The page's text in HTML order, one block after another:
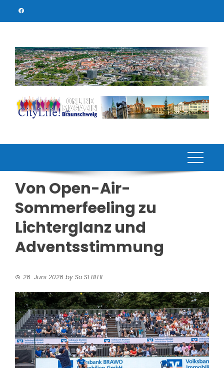
Von Open-Air-
Sommerfeeling zu
Lichterglanz und
Adventsstimmung
26. Juni 2026 by So.St.BLHI